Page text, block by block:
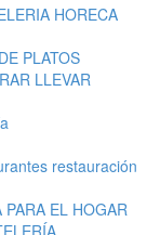
HORECA
PLATOS
LLEVAR
restauración
PARA EL HOGAR